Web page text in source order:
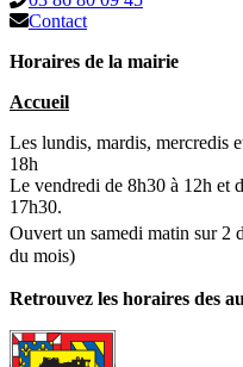
Contact
Horaires de la mairie
Accueil
Les lundis, mardis, mercredis
18h
Le vendredi de 8h30 à 12h et
Ouvert un samedi matin sur 2
du mois)
Retrouvez les horaires des